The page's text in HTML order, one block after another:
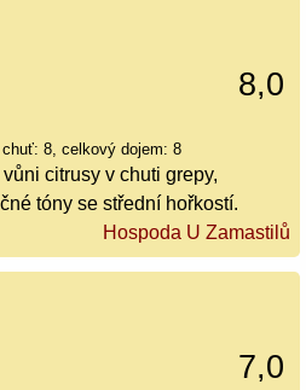
8,0
8, celkový dojem: 8
citrusy v chuti grepy,
tóny se střední hořkostí.
Hospoda U Zamastilů
7,0